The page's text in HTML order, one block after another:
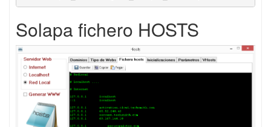
Solapa fichero HOSTS